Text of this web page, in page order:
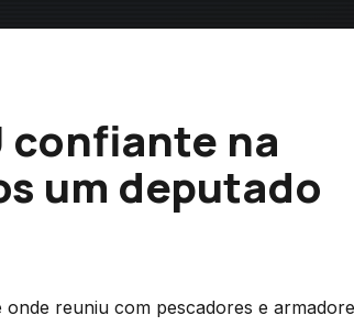
confiante na
um deputado
reuniu com pescadores e